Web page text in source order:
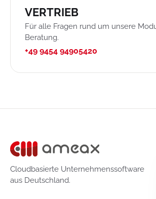
VERTRIEB
Für alle Fragen rund um unsere
Beratung.
+49 9454 94905420
Cloudbasierte Unternehmenssoftware
aus Deutschland.